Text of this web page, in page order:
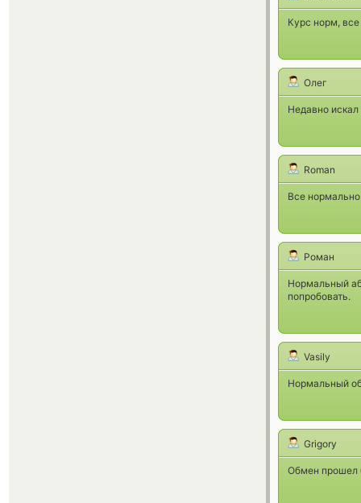
Курс норм,
Олег
Недавно
Roman
Все
Роман
Нормальный
попробовать.
Vasily
Нормальный
Grigory
Обмен прошел